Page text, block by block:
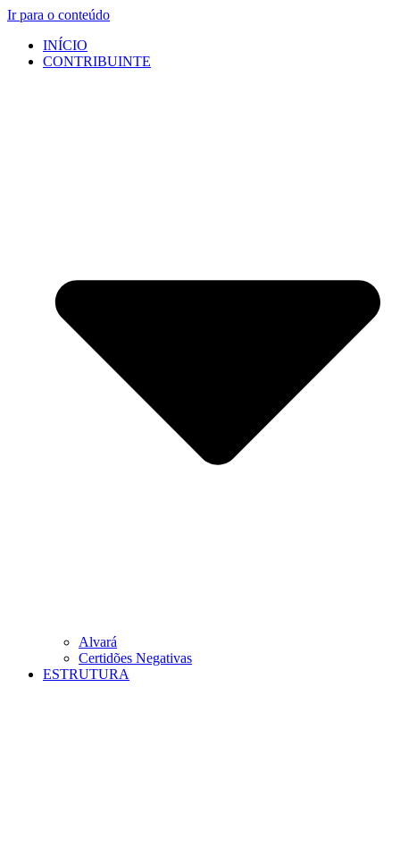
Ir para o conteúdo
INÍCIO
CONTRIBUINTE
Alvará
Certidões Negativas
ESTRUTURA